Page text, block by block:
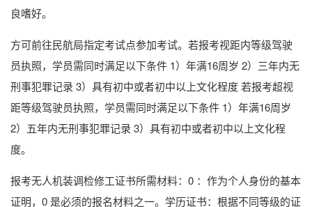
良嗜好。
方可前往民航局指定考试点参加考试。若报考视距内等级驾驶
员执照，学员需同时满足以下条件 1）年满16周岁 2）三年内无
刑事犯罪记录 3）具有初中或者初中以上文化程度 若报考超视
距等级驾驶员执照，学员需同时满足以下条件 1）年满16周岁
2）五年内无刑事犯罪记录 3）具有初中或者初中以上文化程
度。
报考无人机装调检修工证书所需材料：0 ：作为个人身份的基本
证明，0 是必须的报名材料之一。学历证书：根据不同等级的证